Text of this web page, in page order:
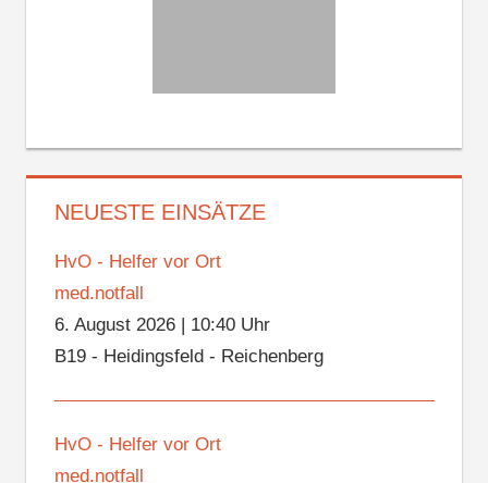
NEUESTE EINSÄTZE
HvO - Helfer vor Ort
med.notfall
6. August 2026| 10:40 Uhr
B19 - Heidingsfeld - Reichenberg
HvO - Helfer vor Ort
med.notfall